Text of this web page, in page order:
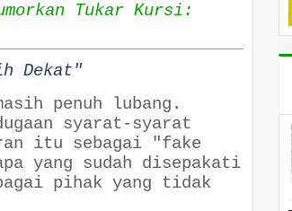
Tukar Kursi:
Dekat"
penuh lubang.
syarat-syarat
itu sebagai "fake
yang sudah disepakati
pihak yang tidak